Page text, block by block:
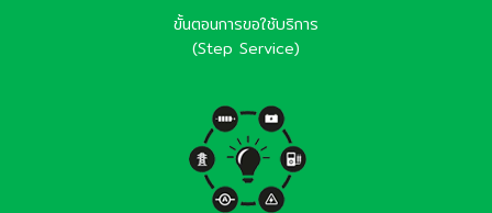
ขั้นตอนการขอใช้บริการ
(Step Service)